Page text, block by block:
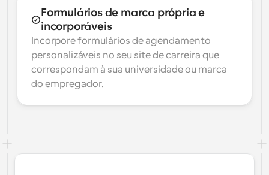
Formulários de marca própria e
incorporáveis
Incorpore formulários de agendamento
personalizáveis no seu site de carreira que
correspondam à sua universidade ou marca
do empregador.